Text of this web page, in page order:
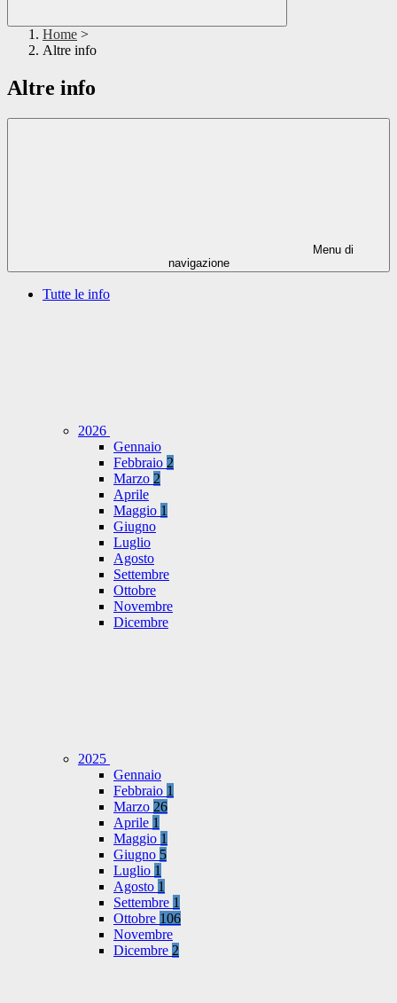
Home >
Altre info
Altre info
Menu di
navigazione
Tutte le info
2026
Gennaio
Febbraio 2
Marzo 2
Aprile
Maggio 1
Giugno
Luglio
Agosto
Settembre
Ottobre
Novembre
Dicembre
2025
Gennaio
Febbraio 1
Marzo 26
Aprile 1
Maggio 1
Giugno 5
Luglio 1
Agosto 1
Settembre 1
Ottobre 106
Novembre
Dicembre 2